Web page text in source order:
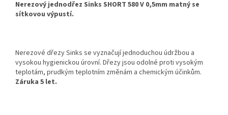
Nerezový jednodřez Sinks SHORT 580 V 0,5mm matný se
sítkovou výpustí.
Nerezové dřezy Sinks se vyznačují jednoduchou údržbou a
vysokou hygienickou úrovní. Dřezy jsou odolné proti vysokým
teplotám, prudkým teplotním změnám a chemickým účinkům.
Záruka 5 let.